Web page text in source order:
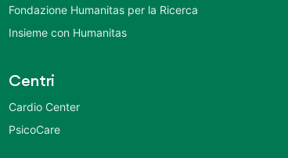
Fondazione Humanitas per la Ricerca
Insieme con Humanitas
Centri
Cardio Center
PsicoCare